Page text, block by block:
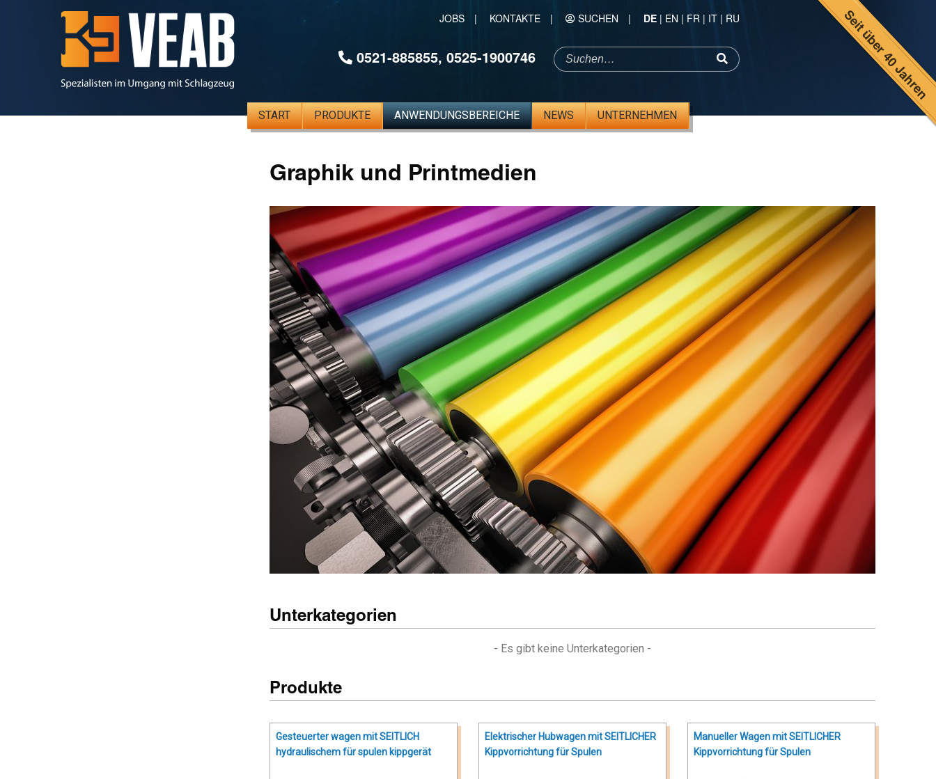
Seit über 40 Jahren
JOBS| KONTAKTE| SUCHEN | DE| EN | FR| IT| RU
0521-885855,0525-1900746
START PRODUKTE ANWENDUNGSBEREICHE NEWS UNTERNEHMEN
Graphik und Printmedien
Unterkategorien
- Es gibt keine Unterkategorien -
Produkte
Gesteuerter wagen mit SEITLICH
hydraulischem für spulen kippgerät
Elektrischer Hubwagen mit SEITLICHER
Kippvorrichtung für Spulen
Manueller Wagen mit SEITLICHER
Kippvorrichtung für Spulen